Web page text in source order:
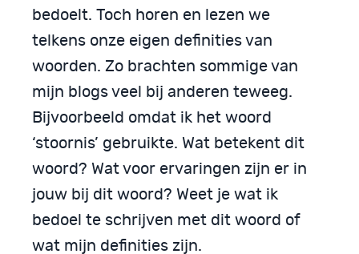
bedoelt. Toch horen en lezen we
telkens onze eigen definities van
woorden. Zo brachten sommige van
mijn blogs veel bij anderen teweeg.
Bijvoorbeeld omdat ik het woord
‘stoornis’ gebruikte. Wat betekent dit
woord? Wat voor ervaringen zijn er in
jouw bij dit woord? Weet je wat ik
bedoel te schrijven met dit woord of
wat mijn definities zijn.